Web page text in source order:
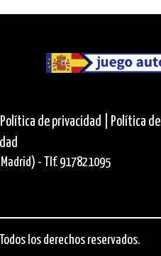
de privacidad |
Política de
- Tlf. 917821095
Todos los derechos reservados.